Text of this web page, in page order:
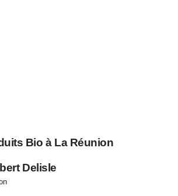
Bio à La Réunion
Delisle